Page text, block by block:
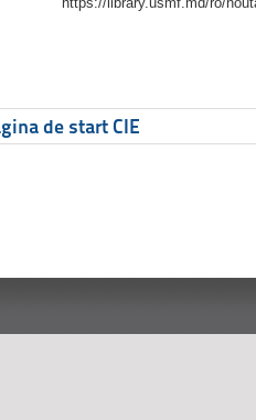
de start CIE